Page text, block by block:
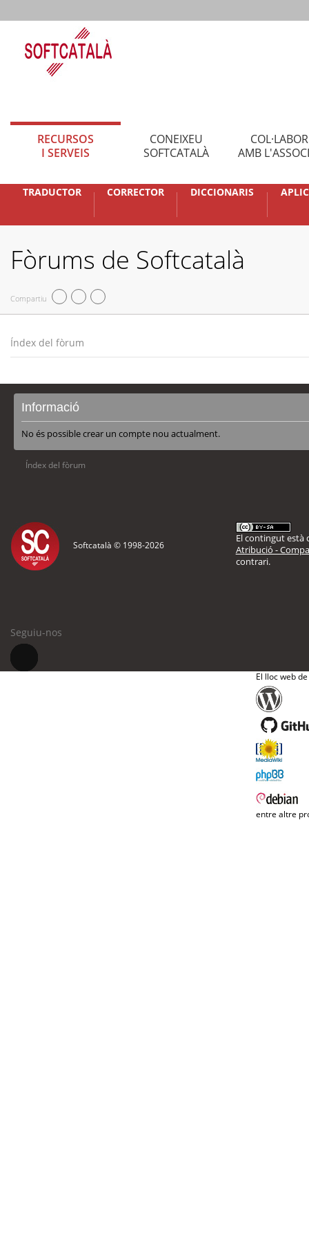
RECURSOS
I SERVEIS
CONEIXEU
SOFTCATALÀ
AMB
TRADUCTOR CORRECTOR DICCIONARIS
Fòrums de Softcatalà
Compartiu
Índex del fòrum
Informació
No és possible crear un compte nou actualment.
Índex del fòrum
Softcatalà © 1998-2026
El contingut està
Atribució -
contrari.
Seguiu-nos
El lloc web
entre altre